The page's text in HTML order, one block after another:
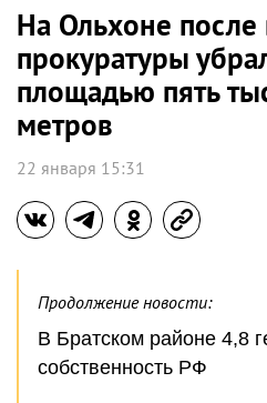
На Ольхоне после
прокуратуры
площадью пять
метров
22 января 15:31
Продолжение новости:
В Братском районе 4,8
собственность РФ